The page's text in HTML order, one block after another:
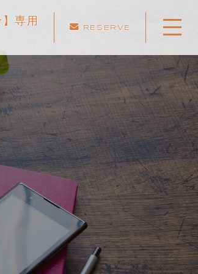
専用
RESERVE
ホーム
当スクールについて
キャンペーン
料金表・コース
出張エリア
予約状況
ペーパー卒業への道
よくある質問